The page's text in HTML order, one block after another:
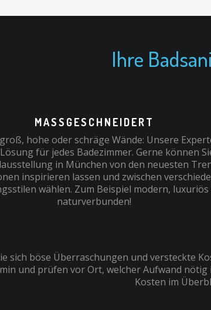
Ihre
MASSGESCHNEIDERT
hohe oder schräge Wände: Unsere
für jedes Badezimmer. Gerne können
in München von den neuesten
inspirieren lassen und zwischen
wählen. Zum Beispiel modern,
naturverbunden!
sich böse Überraschungen und versteckte
und prüfen vor Ort, welcher Aufwand nötig
Kosten im